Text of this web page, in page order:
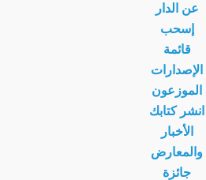
عن الدار
إسحب
قائمة
الإصدارات
الموزعون
انشر كتابك
الأخبار
والمعارض
جائزة